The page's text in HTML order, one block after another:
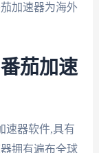
加速器为海外
茄加速
速器软件,具有
拥有遍布全球